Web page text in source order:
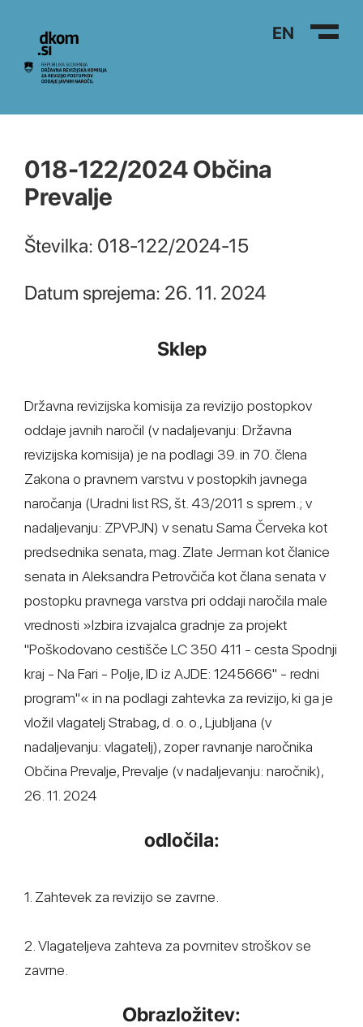
Na vsebino EN
018-122/2024 Občina
Prevalje
Številka: 018-122/2024-15
Datum sprejema: 26. 11. 2024
Sklep
Državna revizijska komisija za revizijo postopkov
oddaje javnih naročil (v nadaljevanju: Državna
revizijska komisija) je na podlagi 39. in 70. člena
Zakona o pravnem varstvu v postopkih javnega
naročanja (Uradni list RS, št. 43/2011 s sprem.; v
nadaljevanju: ZPVPJN) v senatu Sama Červeka kot
predsednika senata, mag. Zlate Jerman kot članice
senata in Aleksandra Petrovčiča kot člana senata v
postopku pravnega varstva pri oddaji naročila male
vrednosti »Izbira izvajalca gradnje za projekt
"Poškodovano cestišče LC 350 411 - cesta Spodnji
kraj - Na Fari - Polje, ID iz AJDE: 1245666" - redni
program"« in na podlagi zahtevka za revizijo, ki ga je
vložil vlagatelj Strabag, d. o. o., Ljubljana (v
nadaljevanju: vlagatelj), zoper ravnanje naročnika
Občina Prevalje, Prevalje (v nadaljevanju: naročnik),
26. 11. 2024
odločila:
1. Zahtevek za revizijo se zavrne.
2. Vlagateljeva zahteva za povrnitev stroškov se
zavrne.
Obrazložitev: